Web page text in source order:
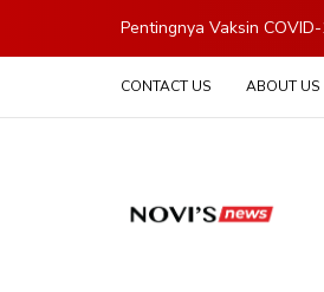
Pentingnya Vaksin
CONTACT US ABOUT US